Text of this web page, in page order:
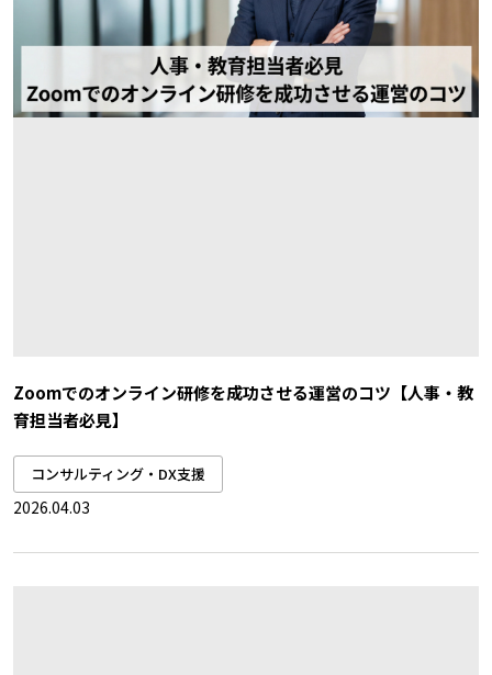
Zoomでのオンライン研修を成功させる運営のコツ【人事・教
育担当者必見】
コンサルティング・DX支援
2026.04.03